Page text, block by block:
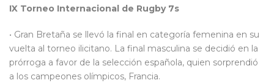
IX Torneo Internacional de Rugby 7s
• Gran Bretaña se llevó la final en categoría femenina en su
vuelta al torneo ilicitano. La final masculina se decidió en la
prórroga a favor de la selección española, quien sorprendió
a los campeones olímpicos, Francia.